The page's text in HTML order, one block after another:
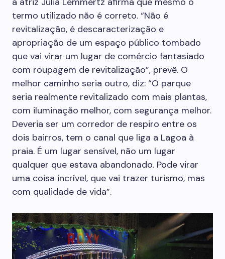
termo utilizado não é correto. “Não é
revitalização, é descaracterização e
apropriação de um espaço público tombado
que vai virar um lugar de comércio fantasiado
com roupagem de revitalização”, prevê. O
melhor caminho seria outro, diz: “O parque
seria realmente revitalizado com mais plantas,
com iluminação melhor, com segurança melhor.
Deveria ser um corredor de respiro entre os
dois bairros, tem o canal que liga a Lagoa à
praia. É um lugar sensível, não um lugar
qualquer que estava abandonado. Pode virar
uma coisa incrível, que vai trazer turismo, mas
com qualidade de vida”.